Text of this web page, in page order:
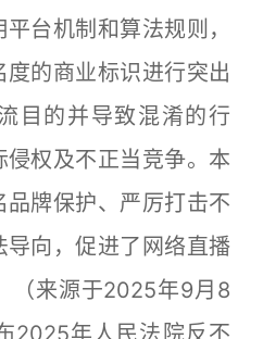
台机制和算法规则，
的商业标识进行突出
目的并导致混淆的行
权及不正当竞争。本
牌保护、严厉打击不
向，促进了网络直播
（来源于2025年9月8
2025年人民法院反不